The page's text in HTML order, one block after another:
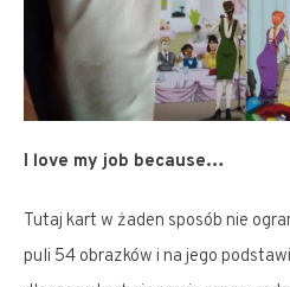
I love my job because…
Tutaj kart w żaden sposób nie
puli 54 obrazków i na jego